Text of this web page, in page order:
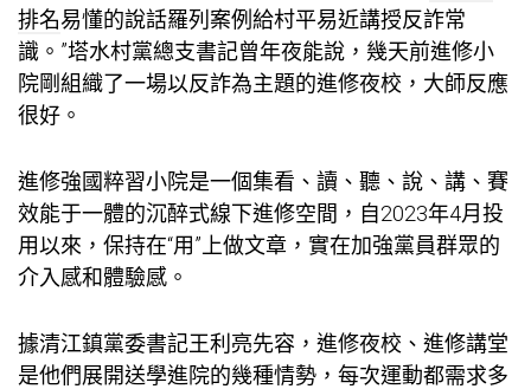
排名易懂的說話羅列案例給村平易近講授反詐常
識。”塔水村黨總支書記曾年夜能說，幾天前進修小
院剛組織了一場以反詐為主題的進修夜校，大師反應
很好。
進修強國粹習小院是一個集看、讀、聽、說、講、賽
效能于一體的沉醉式線下進修空間，自2023年4月投
用以來，保持在“用”上做文章，實在加強黨員群眾的
介入感和體驗感。
據清江鎮黨委書記王利亮先容，進修夜校、進修講堂
是他們展開送學進院的幾種情勢，每次運動都需求多